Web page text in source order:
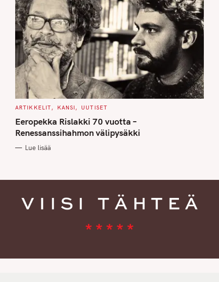
C
T
E
G
O
I
ARTIKKELIT KANSI UUTISET
Eeropekka Rislakki 70 vuotta –
Renessanssihahmon välipysäkki
Lue lisää